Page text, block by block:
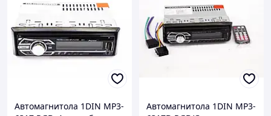
Автомагнитола 1DIN MP3- Автомагнитола 1DIN MP3-